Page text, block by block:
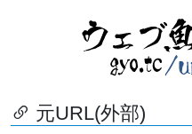
元URL(外部)